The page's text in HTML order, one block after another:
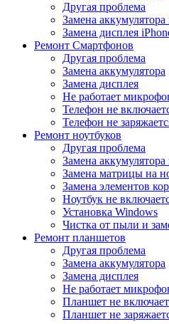
Другая проблема
Замена аккумулятора
Замена дисплея
Ремонт Смартфонов
Другая проблема
Замена аккумулятора
Замена дисплея
Не работает
Телефон не
Телефон не
Ремонт ноутбуков
Другая проблема
Замена аккумулятора
Замена матрицы на
Замена элементов
Ноутбук не
Установка Windows
Чистка от пыли и
Ремонт планшетов
Другая проблема
Замена аккумулятора
Замена дисплея
Не работает
Планшет не
Планшет не